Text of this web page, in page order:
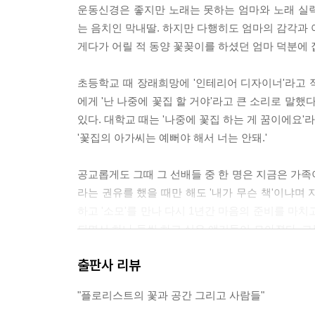
운동신경은 좋지만 노래는 못하는 엄마와 노래
는 음치인 막내딸. 하지만 다행히도 엄마의 감각
게다가 어릴 적 동양 꽃꽂이를 하셨던 엄마 덕분
초등학교 때 장래희망에 '인테리어 디자이너'라고
에게 '난 나중에 꽃집 할 거야'라고 큰 소리로 말했
있다. 대학교 때는 '나중에 꽃집 하는 게 꿈이에요'
'꽃집의 아가씨는 예뻐야 해서 너는 안돼.'
공교롭게도 그때 그 선배들 중 한 명은 지금은 가
라는 권유를 했을 때만 해도 '내가 무슨 책'이냐며
되면서 하나 둘씩 하고 싶은 얘기들이 모아졌다.
바람이 살랑살랑 부는 어느 날 마지막 장을 덮고
출판사 리뷰
"플로리스트의 꽃과 공간 그리고 사람들"